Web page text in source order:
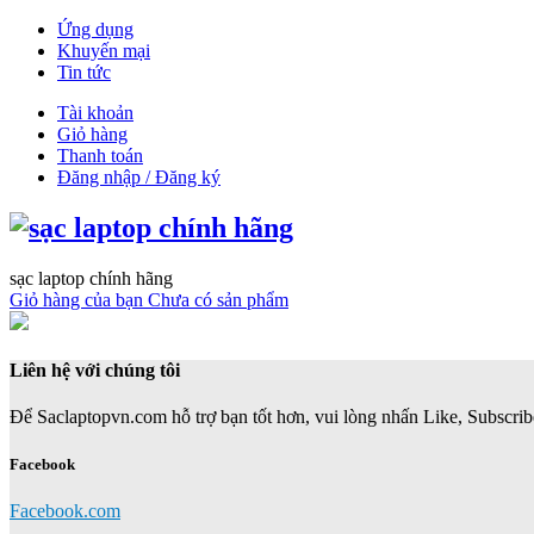
Ứng dụng
Khuyến mại
Tin tức
Tài khoản
Giỏ hàng
Thanh toán
Đăng nhập / Đăng ký
sạc laptop chính hãng
Giỏ hàng của bạn Chưa có sản phẩm
Liên hệ với chúng tôi
Để Saclaptopvn.com hỗ trợ bạn tốt hơn, vui lòng nhấn Like,
Facebook
Facebook.com